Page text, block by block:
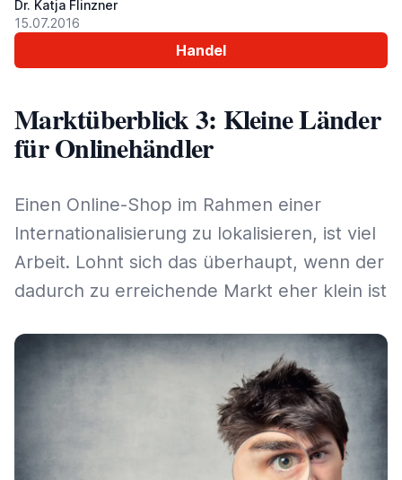
Handel
Dr. Katja Flinzner
15.07.2016
Marktüberblick 3: Kleine Länder
für Onlinehändler
Einen Online-Shop im Rahmen einer
Internationalisierung zu lokalisieren, ist viel
Arbeit. Lohnt sich das überhaupt, wenn der
dadurch zu erreichende Markt eher klein ist